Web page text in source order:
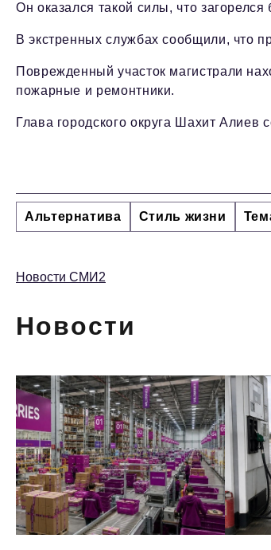
Он оказался такой силы, что
В экстренных службах сообщили, что
Поврежденный участок магистрали
пожарные и ремонтники.
Глава городского округа Шахит
Альтернатива Стиль жизни
Новости СМИ2
Новости